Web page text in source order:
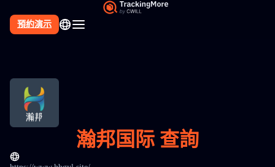
預約演示
瀚邦国际 查詢